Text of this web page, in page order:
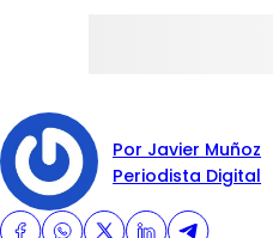
Por Javier Muñoz
Periodista Digital